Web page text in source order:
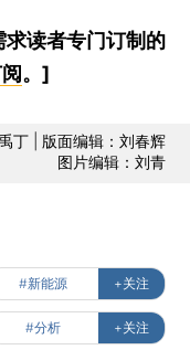
读者专门订制的
。]
丁 | 版面编辑：刘春辉
图片编辑：刘青
#新能源 +关注
#分析 +关注